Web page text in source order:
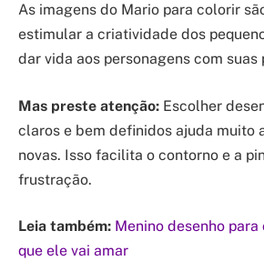
As imagens do Mario para colorir
estimular a criatividade dos
dar vida aos personagens com suas
Mas preste atenção: Escolher
claros e bem definidos ajuda muito
novas. Isso facilita o contorno e a
frustração.
Leia também: Menino desenho
que ele vai amar